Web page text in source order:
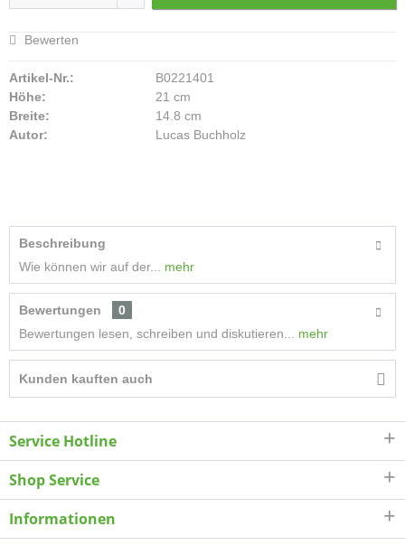
Bewerten
Artikel-Nr.:
B0221401
Höhe:
21 cm
Breite:
14.8 cm
Autor:
Lucas Buchholz
Beschreibung
Wie können wir auf der...
mehr
Bewertungen
0
Bewertungen lesen, schreiben und diskutieren...
mehr
Kunden kauften auch
Service Hotline
Shop Service
Informationen